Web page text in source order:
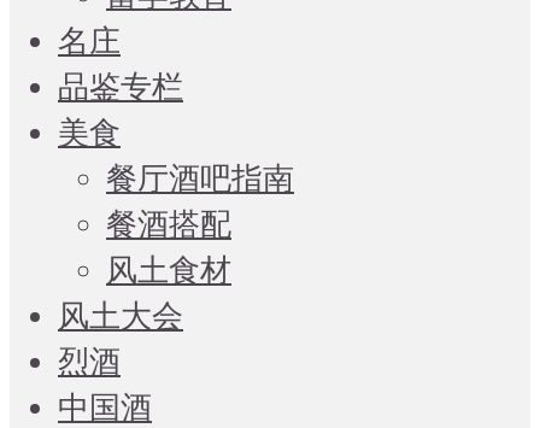
名庄
品鉴专栏
美食
餐厅酒吧指南
餐酒搭配
风土食材
风土大会
烈酒
中国酒